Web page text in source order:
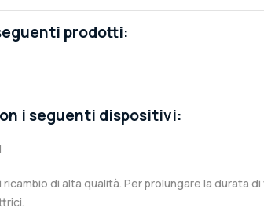
prodotti:
i seguenti dispositivi:
di alta qualità. Per prolungare la durata di